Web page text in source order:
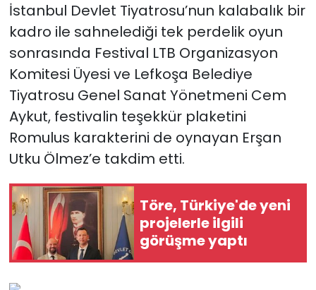
İstanbul Devlet Tiyatrosu’nun kalabalık bir
kadro ile sahnelediği tek perdelik oyun
sonrasında Festival LTB Organizasyon
Komitesi Üyesi ve Lefkoşa Belediye
Tiyatrosu Genel Sanat Yönetmeni Cem
Aykut, festivalin teşekkür plaketini
Romulus karakterini de oynayan Erşan
Utku Ölmez’e takdim etti.
Töre, Türkiye'de yeni
projelerle ilgili
görüşme yaptı